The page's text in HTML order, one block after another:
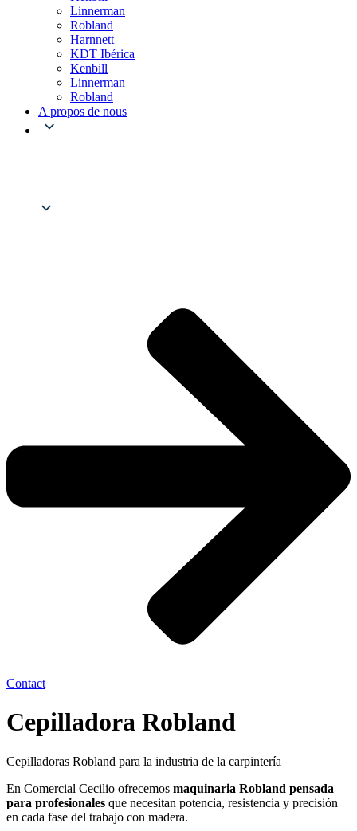
Linnerman
Robland
Harnnett
KDT Ibérica
Kenbill
Linnerman
Robland
A propos de nous
Contact
Cepilladora Robland
Cepilladoras Robland para la industria de la carpintería
En Comercial Cecilio ofrecemos maquinaria Robland pensada
para profesionales que necesitan potencia, resistencia y precisión
en cada fase del trabajo con madera.